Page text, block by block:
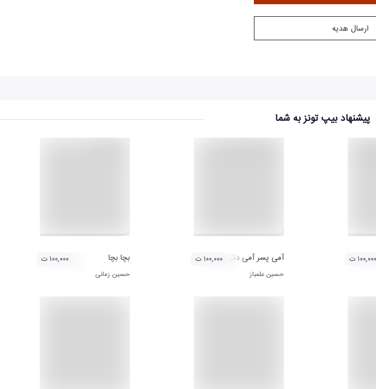
ارسال هدیه
پیشنهاد بیپ تونز به شما
۱۰۰,۰۰۰ ت آمی پسر آمی دتر
حسین علمباز
۱۰۰,۰۰۰ ت بچا بچا
حسین زمانی
۱۰۰,۰۰۰ ت